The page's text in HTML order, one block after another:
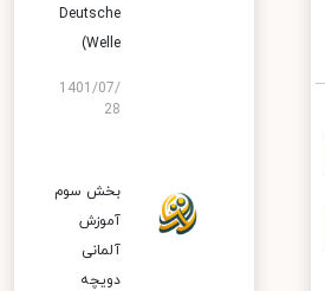
Deutsche
Welle)
1401/07/
28
بخش سوم
آموزش
آلمانی
دویچه